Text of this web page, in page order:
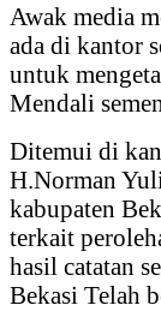
Awak media
ada di kantor
untuk
Mendali
Ditemui di
H.Norman
kabupaten
terkait
hasil catatan
Bekasi Telah